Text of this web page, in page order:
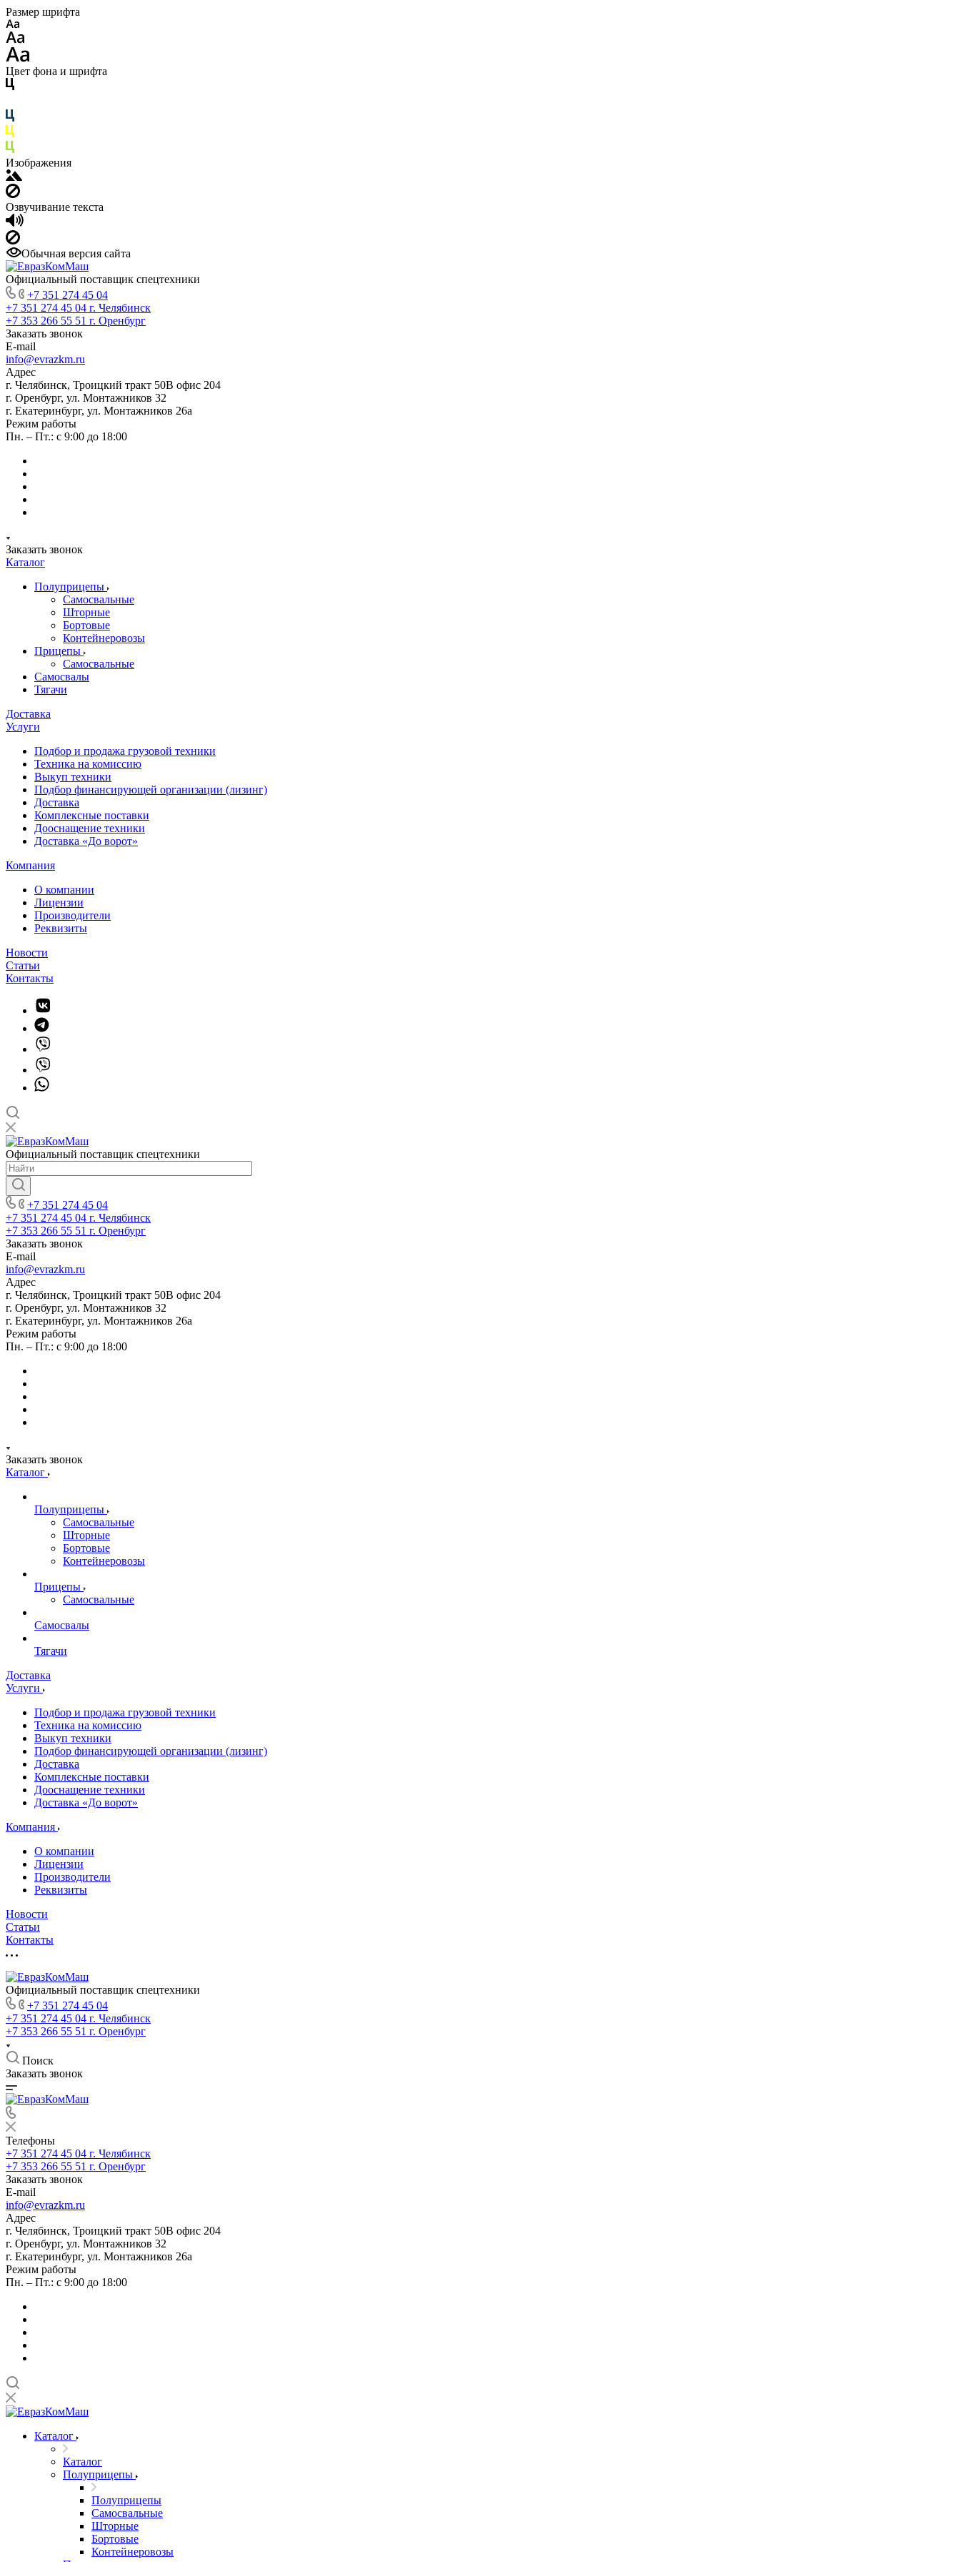
Размер шрифта
Цвет фона и шрифта
Изображения
Озвучивание текста
Обычная версия сайта
Официальный поставщик спецтехники
+7 351 274 45 04
+7 351 274 45 04 г. Челябинск
+7 353 266 55 51 г. Оренбург
Заказать звонок
E-mail
info@evrazkm.ru
Адрес
г. Челябинск, Троицкий тракт 50В офис 204
г. Оренбург, ул. Монтажников 32
г. Екатеринбург, ул. Монтажников 26а
Режим работы
Пн. – Пт.: с 9:00 до 18:00
Заказать звонок
Каталог
Полуприцепы
Самосвальные
Шторные
Бортовые
Контейнеровозы
Прицепы
Самосвальные
Самосвалы
Тягачи
Доставка
Услуги
Подбор и продажа грузовой техники
Техника на комиссию
Выкуп техники
Подбор финансирующей организации (лизинг)
Доставка
Комплексные поставки
Дооснащение техники
Доставка «До ворот»
Компания
О компании
Лицензии
Производители
Реквизиты
Новости
Статьи
Контакты
Официальный поставщик спецтехники
+7 351 274 45 04
+7 351 274 45 04 г. Челябинск
+7 353 266 55 51 г. Оренбург
Заказать звонок
E-mail
info@evrazkm.ru
Адрес
г. Челябинск, Троицкий тракт 50В офис 204
г. Оренбург, ул. Монтажников 32
г. Екатеринбург, ул. Монтажников 26а
Режим работы
Пн. – Пт.: с 9:00 до 18:00
Заказать звонок
Каталог
Полуприцепы
Самосвальные
Шторные
Бортовые
Контейнеровозы
Прицепы
Самосвальные
Самосвалы
Тягачи
Доставка
Услуги
Подбор и продажа грузовой техники
Техника на комиссию
Выкуп техники
Подбор финансирующей организации (лизинг)
Доставка
Комплексные поставки
Дооснащение техники
Доставка «До ворот»
Компания
О компании
Лицензии
Производители
Реквизиты
Новости
Статьи
Контакты
Официальный поставщик спецтехники
+7 351 274 45 04
+7 351 274 45 04 г. Челябинск
+7 353 266 55 51 г. Оренбург
Поиск
Заказать звонок
Телефоны
+7 351 274 45 04 г. Челябинск
+7 353 266 55 51 г. Оренбург
Заказать звонок
E-mail
info@evrazkm.ru
Адрес
г. Челябинск, Троицкий тракт 50В офис 204
г. Оренбург, ул. Монтажников 32
г. Екатеринбург, ул. Монтажников 26а
Режим работы
Пн. – Пт.: с 9:00 до 18:00
Каталог
Каталог
Полуприцепы
Полуприцепы
Самосвальные
Шторные
Бортовые
Контейнеровозы